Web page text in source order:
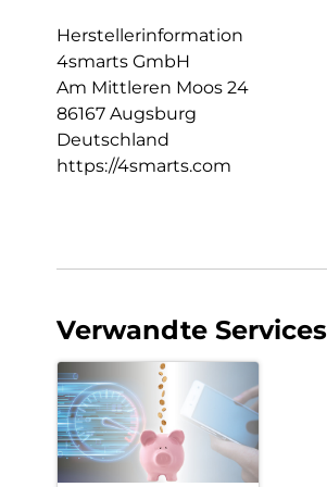
Herstellerinformation
4smarts GmbH
Am Mittleren Moos 24
86167 Augsburg
Deutschland
https://4smarts.com
Verwandte Services